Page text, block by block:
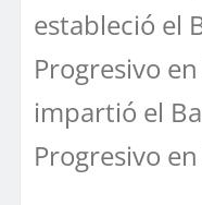
estableció el
Progresivo
impartió el
Progresivo